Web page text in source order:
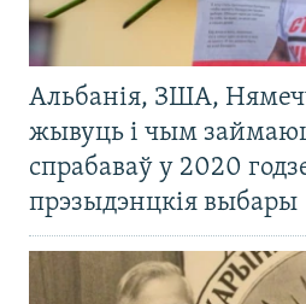
Альбанія, ЗША,
жывуць і чым
спрабаваў у 2020
прэзыдэнцкія выбары